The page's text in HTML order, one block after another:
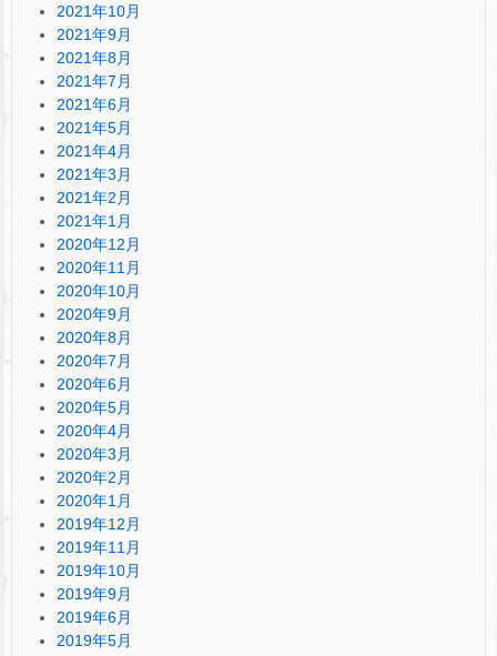
2021年10月
2021年9月
2021年8月
2021年7月
2021年6月
2021年5月
2021年4月
2021年3月
2021年2月
2021年1月
2020年12月
2020年11月
2020年10月
2020年9月
2020年8月
2020年7月
2020年6月
2020年5月
2020年4月
2020年3月
2020年2月
2020年1月
2019年12月
2019年11月
2019年10月
2019年9月
2019年6月
2019年5月